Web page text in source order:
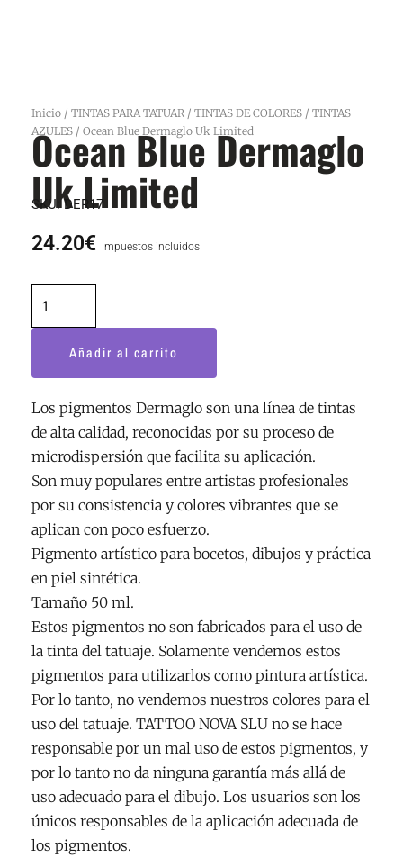
Inicio / TINTAS PARA TATUAR / TINTAS DE COLORES / TINTAS
AZULES / Ocean Blue Dermaglo Uk Limited
Ocean Blue Dermaglo
Uk Limited
SKU:DER17
24.20€ Impuestos incluidos
Blue
Limited
cantidad
Añadir al carrito
Los pigmentos Dermaglo son una línea de tintas
de alta calidad, reconocidas por su proceso de
microdispersión que facilita su aplicación.
Son muy populares entre artistas profesionales
por su consistencia y colores vibrantes que se
aplican con poco esfuerzo.
Pigmento artístico para bocetos, dibujos y práctica
en piel sintética.
Tamaño 50 ml.
Estos pigmentos no son fabricados para el uso de
la tinta del tatuaje. Solamente vendemos estos
pigmentos para utilizarlos como pintura artística.
Por lo tanto, no vendemos nuestros colores para el
uso del tatuaje. TATTOO NOVA SLU no se hace
responsable por un mal uso de estos pigmentos, y
por lo tanto no da ninguna garantía más allá de
uso adecuado para el dibujo. Los usuarios son los
únicos responsables de la aplicación adecuada de
los pigmentos.